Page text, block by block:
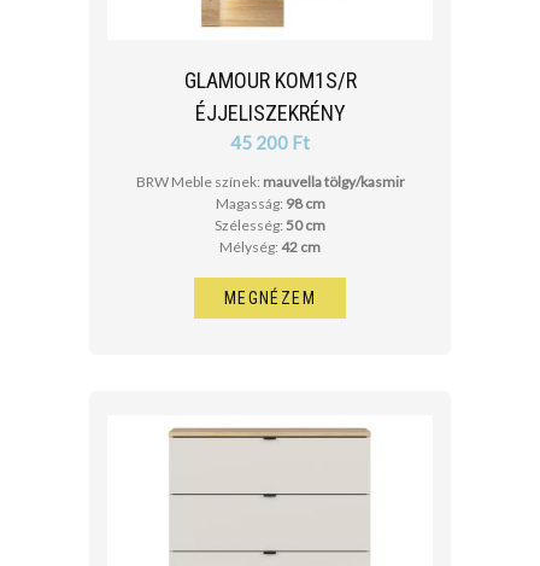
GLAMOUR KOM1S/R
ÉJJELISZEKRÉNY
45 200 Ft
BRW Meble színek: mauvella tölgy/kasmir
Magasság: 98 cm
Szélesség: 50 cm
Mélység: 42 cm
MEGNÉZEM